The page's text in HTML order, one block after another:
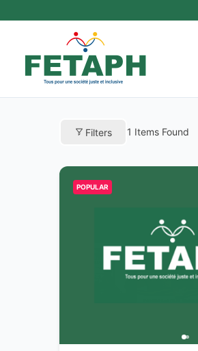
Filters 1 Items Found
POPULAR